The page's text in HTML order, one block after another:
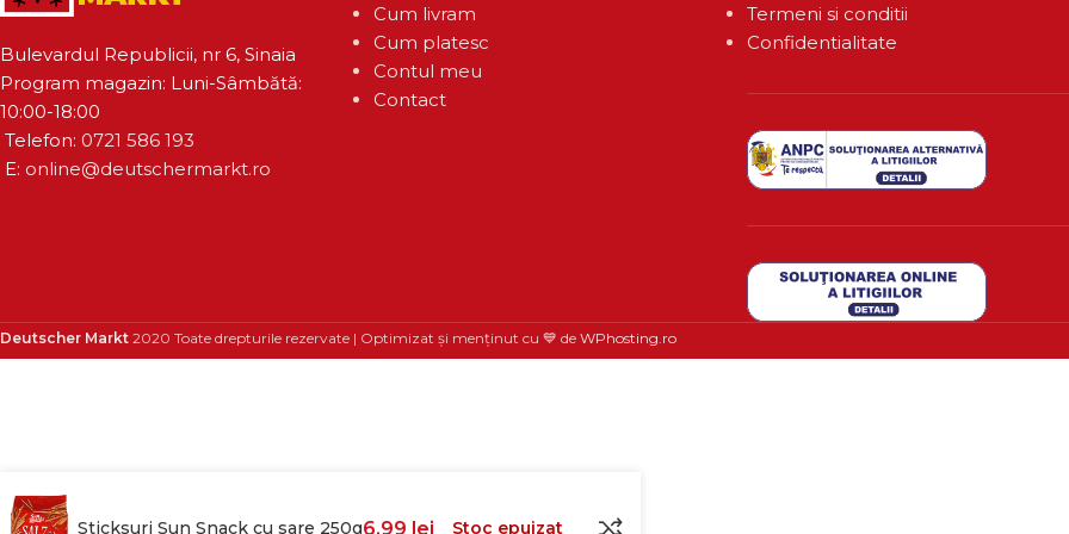
Bulevardul Republicii, nr 6, Sinaia
Program magazin: Luni-Sâmbătă:
10:00-18:00
Telefon: 0721 586 193
E: online@deutschermarkt.ro
Cum livram
Cum platesc
Contul meu
Contact
Termeni si conditii
Confidentialitate
Deutscher Markt 2020 Toate drepturile rezervate | Optimizat și menținut cu 💙 de WPhosting.ro
Sticksuri Sun Snack cu sare 250g6,99 lei Stoc epuizat